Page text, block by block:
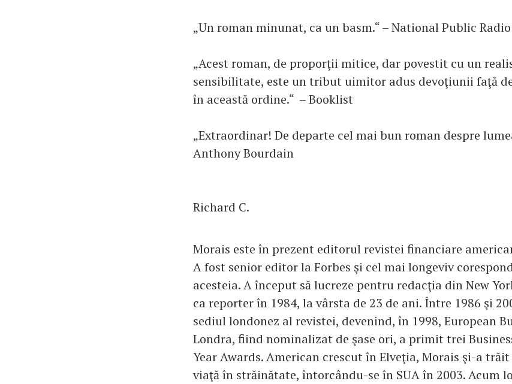
„Un roman minunat, ca un basm.“ – National Public Radio
„Acest roman, de proporţii mitice, dar povestit cu un
sensibilitate, este un tribut uimitor adus devoţiunii faţă
în această ordine.“ – Booklist
„Extraordinar! De departe cel mai bun roman despre
Anthony Bourdain
Richard C.
Morais este în prezent editorul revistei financiare
A fost senior editor la Forbes şi cel mai longeviv
acesteia. A început să lucreze pentru redacţia din New
ca reporter în 1984, la vârsta de 23 de ani. Între 1986 şi
sediul londonez al revistei, devenind, în 1998, European
Londra, fiind nominalizat de şase ori, a primit trei
Year Awards. American crescut în Elveţia, Morais şi-a
viaţă în străinătate, întorcându-se în SUA în 2003. Acum